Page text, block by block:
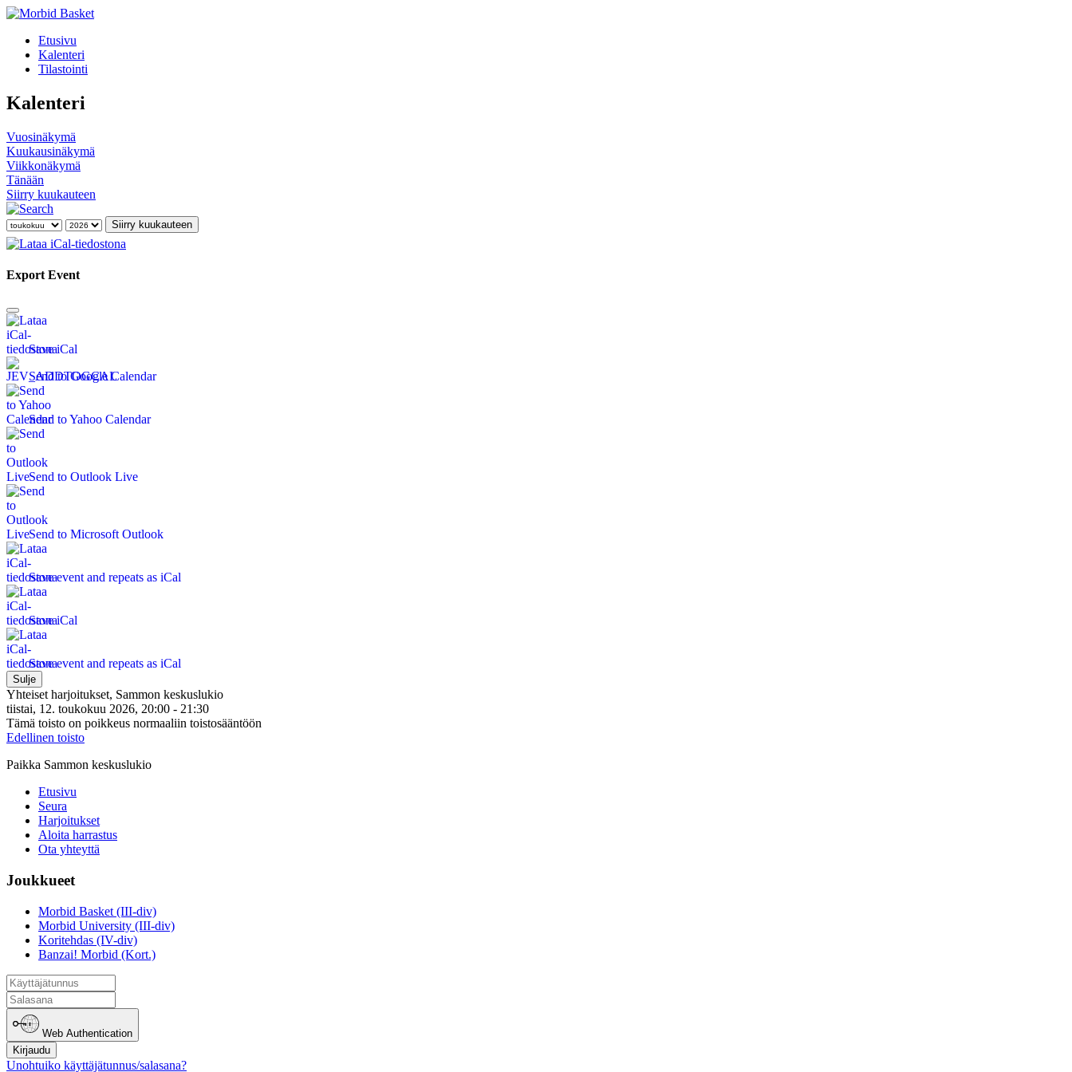
Etusivu
Kalenteri
Tilastointi
Kalenteri
Vuosinäkymä
Kuukausinäkymä
Viikkonäkymä
Tänään
Siirry kuukauteen
Siirry kuukauteen
Export Event
Save iCal
Send to Google Calendar
Send to Yahoo Calendar
Send to Outlook Live
Send to Microsoft Outlook
Save event and repeats as iCal
Save iCal
Save event and repeats as iCal
Sulje
Yhteiset harjoitukset, Sammon keskuslukio
tiistai, 12. toukokuu 2026, 20:00 - 21:30
Tämä toisto on poikkeus normaaliin toistosääntöön
Edellinen toisto
Paikka Sammon keskuslukio
Etusivu
Seura
Harjoitukset
Aloita harrastus
Ota yhteyttä
Joukkueet
Morbid Basket (III-div)
Morbid University (III-div)
Koritehdas (IV-div)
Banzai! Morbid (Kort.)
Web Authentication
Kirjaudu
Unohtuiko käyttäjätunnus/salasana?